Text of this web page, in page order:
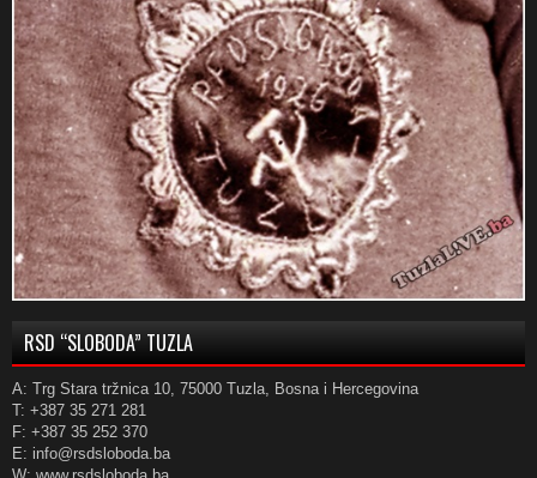
RSD “SLOBODA” TUZLA
A: Trg Stara tržnica 10, 75000 Tuzla, Bosna i Hercegovina
T: +387 35 271 281
F: +387 35 252 370
E: info@rsdsloboda.ba